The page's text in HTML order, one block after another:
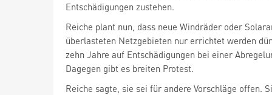
Entschädigungen zustehen.
Reiche plant nun, dass neue Windräder oder
überlasteten Netzgebieten nur errichtet werden
zehn Jahre auf Entschädigungen bei einer
Dagegen gibt es breiten Protest.
Reiche sagte, sie sei für andere Vorschläge offen.